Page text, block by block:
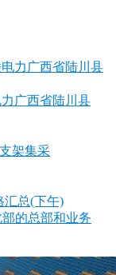
广西省陆川县
架集采
汇总(下午)
部的总部和业务